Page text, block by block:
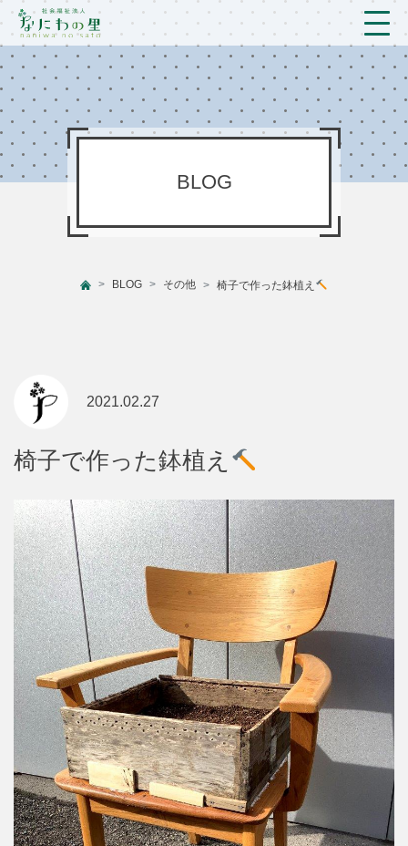
トップ
法人概要/アクセス
こども/相談支援
新着情報
BLOG
BLOG その他 椅子で作った鉢植え
2021.02.27
椅子で作った鉢植え